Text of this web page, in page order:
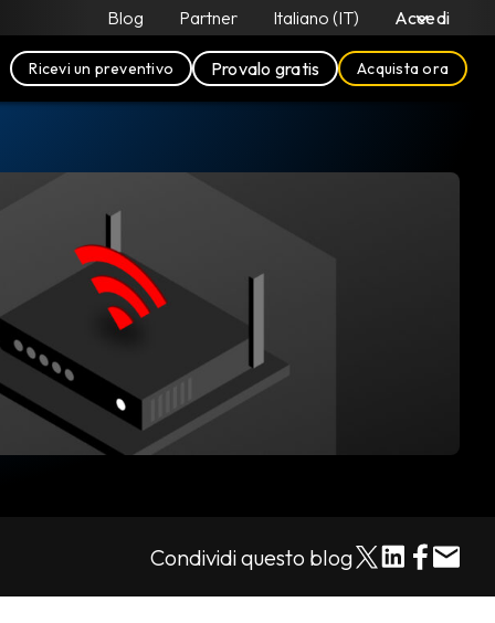
Blog Partner Italiano (IT) Accedi
Ricevi un preventivo Provalo gratis Acquista ora
Condividi questo blog